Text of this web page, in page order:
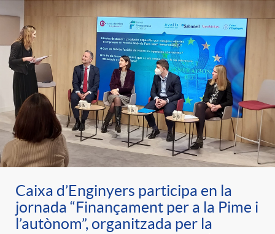
Caixa d’Enginyers participa en la
jornada “Finançament per a la Pime i
l’autònom”, organitzada per la